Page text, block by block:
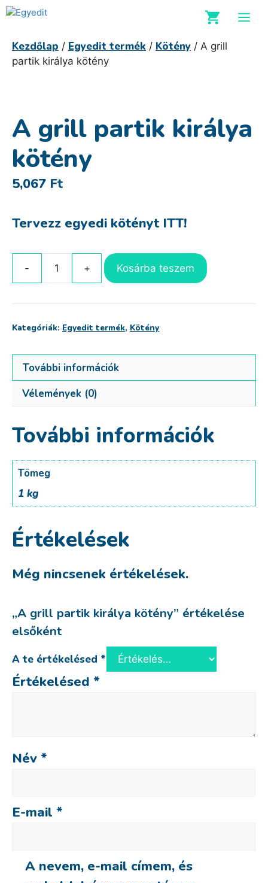
Kilépés
Kezdőlap / Egyedit termék / Kötény / A grill
partik királya kötény
A grill partik királya
kötény
5,067 Ft
Tervezz egyedi kötényt ITT!
A
partik
kötény
Kosárba teszem
Kategóriák: Egyedit termék, Kötény
További információk
Vélemények (0)
További információk
Tömeg
1 kg
Értékelések
Még nincsenek értékelések.
„A grill partik királya kötény” értékelése
elsőként
A te értékelésed *
Értékelésed *
Név *
E-mail *
A nevem, e-mail címem, és